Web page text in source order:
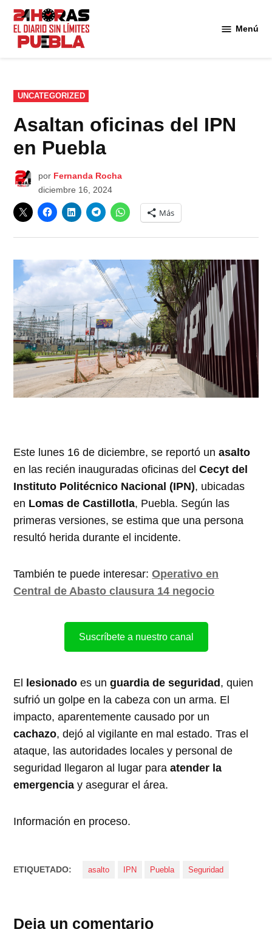
Saltar
contenido
Menú
PUBLICADO
EN
UNCATEGORIZED
Asaltan oficinas del IPN
en Puebla
por Fernanda Rocha
diciembre 16, 2024
Más
Este lunes 16 de diciembre, se reportó unasalto
en las recién inauguradas oficinas delCecyt del
Instituto Politécnico Nacional (IPN), ubicadas
en Lomas de Castillotla, Puebla. Según las
primeras versiones, se estima que una persona
resultó herida durante el incidente.
También te puede interesar:Operativo en
Central de Abasto clausura 14 negocio
Suscríbete a nuestro canal
El lesionado es unguardia de seguridad, quien
sufrió un golpe en la cabeza con un arma. El
impacto, aparentemente causado por un
cachazo, dejó al vigilante en mal estado. Tras el
ataque, las autoridades locales y personal de
seguridad llegaron al lugar paraatender la
emergencia y asegurar el área.
Información en proceso.
ETIQUETADO: asalto IPN Puebla Seguridad
Deja un comentario